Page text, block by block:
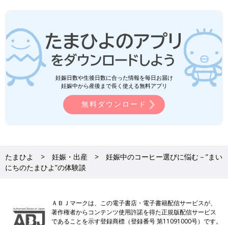
く*****さん
カフェインの飲み物飲んでますか？なるべくカフェインレスかノ
ンカフェインにしてるけど、お店にない時は１杯くらいなら、、
と思って飲んじゃう日もあります！この前映画館で.....
＜続きはアプリから＞
ノンカフェインとかカフェインレスとか気にしてたのに実家で普
通にカフェイン入ってるのいっぱい飲んでたみたい。。。お子ご
＜続きはアプリから＞
💬 6♥8
妊娠日数や生後日数に合った情報を毎日お届け
妊娠中から産後まで長く使える無料アプリ
無料ダウンロード
たまひよ 妊娠・出産
妊娠中のコーヒー選びに悩む－”まい
にちのたまひよ”の体験談
ＡＢＪマークは、この電子書店・電子書籍配信サービスが、
著作権者からコンテンツ使用許諾を得た正規版配信サービス
であることを示す登録商標（登録番号 第11091000号）です。